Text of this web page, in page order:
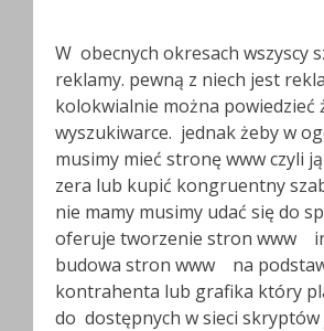
W obecnych okresach wszyscy
reklamy. pewną z niech jest
kolokwialnie można powiedzieć
wyszukiwarce. jednak żeby w
musimy mieć stronę www czyli
zera lub kupić kongruentny
nie mamy musimy udać się do
oferuje tworzenie stron www
budowa stron www na
kontrahenta lub grafika który
do dostępnych w sieci skryptów